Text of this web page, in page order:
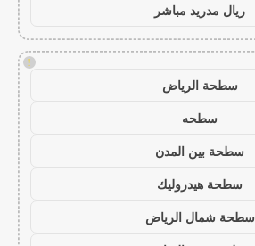
ريال مدريد مباشر
!
سطحة الرياض
سطحه
سطحة بين المدن
سطحة هيدروليك
سطحة شمال الرياض